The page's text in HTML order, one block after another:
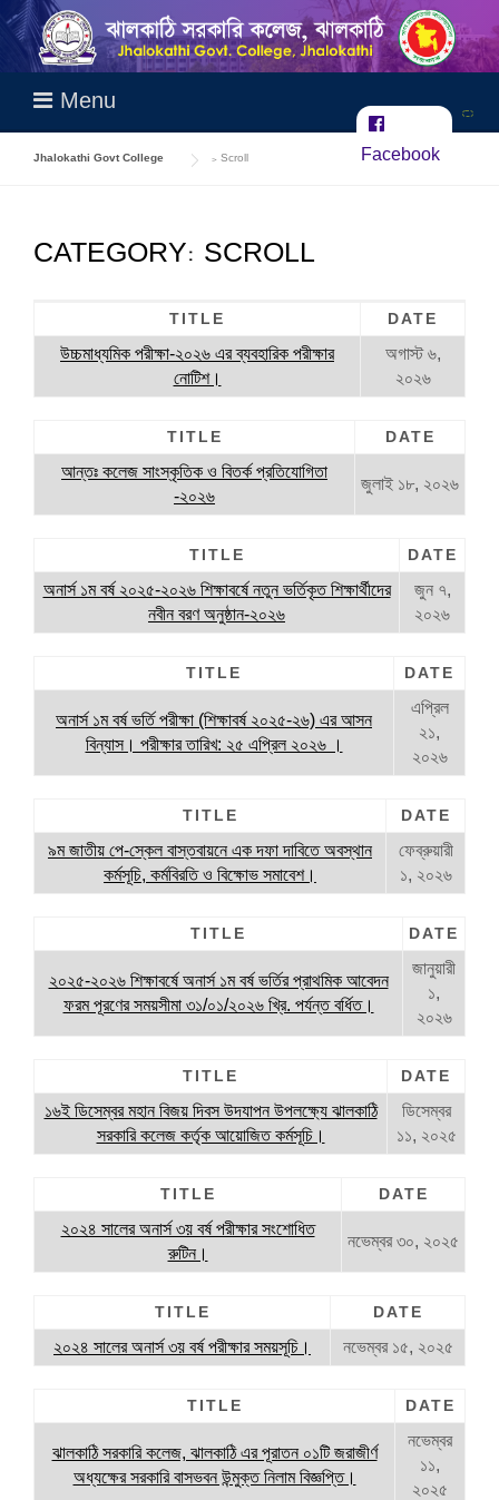
Skip
content
Menu
Facebook
Jhalokathi Govt College > Scroll
CATEGORY: SCROLL
TITLE DATE
উচ্চমাধ্যমিক পরীক্ষা-২০২৬ এর ব্যবহারিক পরীক্ষার
নোটিশ।
অগাস্ট ৬,
২০২৬
TITLE DATE
আন্তঃ কলেজ সাংস্কৃতিক ও বিতর্ক প্রতিযোগিতা
-২০২৬
জুলাই ১৮, ২০২৬
TITLE DATE
অনার্স ১ম বর্ষ ২০২৫-২০২৬ শিক্ষাবর্ষে নতুন ভর্তিকৃত শিক্ষার্থীদের
নবীন বরণ অনুষ্ঠান-২০২৬
জুন ৭,
২০২৬
TITLE DATE
অনার্স ১ম বর্ষ ভর্তি পরীক্ষা (শিক্ষাবর্ষ ২০২৫-২৬) এর আসন
বিন্যাস। পরীক্ষার তারিখ: ২৫ এপ্রিল ২০২৬ ।
এপ্রিল
২১,
২০২৬
TITLE DATE
৯ম জাতীয় পে-স্কেল বাস্তবায়নে এক দফা দাবিতে অবস্থান
কর্মসূচি, কর্মবিরতি ও বিক্ষোভ সমাবেশ।
ফেব্রুয়ারী
১, ২০২৬
TITLE DATE
২০২৫-২০২৬ শিক্ষাবর্ষে অনার্স ১ম বর্ষ ভর্তির প্রাথমিক আবেদন
ফরম পূরণের সময়সীমা ৩১/০১/২০২৬ খ্রি. পর্যন্ত বর্ধিত।
জানুয়ারী
১,
২০২৬
TITLE DATE
১৬ই ডিসেম্বর মহান বিজয় দিবস উদযাপন উপলক্ষ্যে ঝালকাঠি
সরকারি কলেজ কর্তৃক আয়োজিত কর্মসূচি।
ডিসেম্বর
১১, ২০২৫
TITLE DATE
২০২৪ সালের অনার্স ৩য় বর্ষ পরীক্ষার সংশোধিত
রুটিন।
নভেম্বর ৩০, ২০২৫
TITLE DATE
২০২৪ সালের অনার্স ৩য় বর্ষ পরীক্ষার সময়সূচি। নভেম্বর ১৫, ২০২৫
TITLE DATE
ঝালকাঠি সরকারি কলেজ, ঝালকাঠি এর পূরাতন ০১টি জরাজীর্ণ
অধ্যক্ষের সরকারি বাসভবন উন্মুক্ত নিলাম বিজ্ঞপ্তি।
নভেম্বর
১১,
২০২৫